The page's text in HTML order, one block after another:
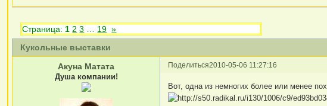
Кукольные выставки
Страница: 1 2 3 19 »
Поделиться2010-05-06 11:27:16
Акуна Матата
Душа компании!
Вот, одна из немногих более или менее